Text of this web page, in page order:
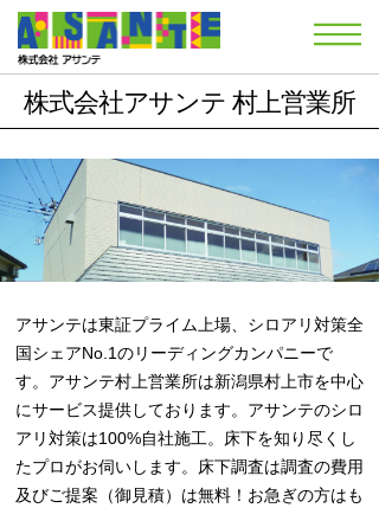
株式会社アサンテ 村上営業所
アサンテは東証プライム上場、シロアリ対策全
国シェアNo.1のリーディングカンパニーで
す。アサンテ村上営業所は新潟県村上市を中心
にサービス提供しております。アサンテのシロ
アリ対策は100%自社施工。床下を知り尽くし
たプロがお伺いします。床下調査は調査の費用
及びご提案（御見積）は無料！お急ぎの方はも